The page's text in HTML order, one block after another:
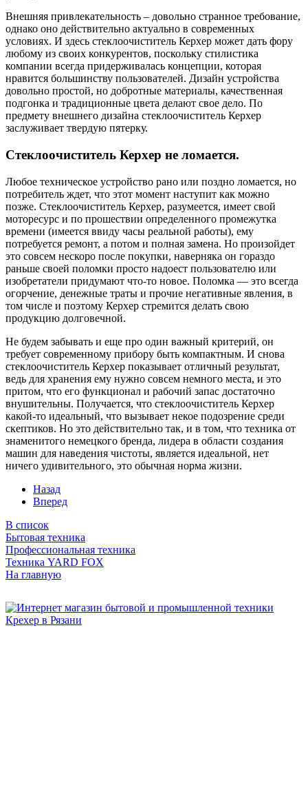
Внешняя привлекательность – довольно странное требование,
однако оно действительно актуально в современных
условиях. И здесь стеклоочиститель Керхер может дать фору
любому из своих конкурентов, поскольку стилистика
компании всегда придерживалась концепции, которая
нравится большинству пользователей. Дизайн устройства
довольно простой, но добротные материалы, качественная
подгонка и традиционные цвета делают свое дело. По
предмету внешнего дизайна стеклоочиститель Керхер
заслуживает твердую пятерку.
Стеклоочиститель Керхер не ломается.
Любое техническое устройство рано или поздно ломается, но
потребитель ждет, что этот момент наступит как можно
позже. Стеклоочиститель Керхер, разумеется, имеет свой
моторесурс и по прошествии определенного промежутка
времени (имеется ввиду часы реальной работы), ему
потребуется ремонт, а потом и полная замена. Но произойдет
это совсем нескоро после покупки, наверняка он гораздо
раньше своей поломки просто надоест пользователю или
изобретатели придумают что-то новое. Поломка — это всегда
огорчение, денежные траты и прочие негативные явления, в
том числе и поэтому Керхер стремится делать свою
продукцию долговечной.
Не будем забывать и еще про один важный критерий, он
требует современному прибору быть компактным. И снова
стеклоочиститель Керхер показывает отличный результат,
ведь для хранения ему нужно совсем немного места, и это
притом, что его функционал и рабочий запас достаточно
внушительны. Получается, что стеклоочиститель Керхер
какой-то идеальный, что вызывает некое подозрение среди
скептиков. Но это действительно так, и в том, что техника от
знаменитого немецкого бренда, лидера в области создания
машин для наведения чистоты, является идеальной, нет
ничего удивительного, это обычная норма жизни.
Назад
Вперед
В список
Бытовая техника
Профессиональная техника
Техника YARD FOX
На главную